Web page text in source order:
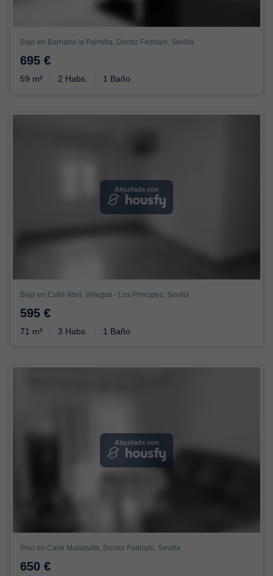
Bajo en Barriada la Palmilla, Doctor Fedriani, Sevilla
695 €
59 m² 2 Habs. 1 Baño
Alquilada con
Bajo en Calle Abril, Villegas - Los Principes, Sevilla
595 €
71 m² 3 Habs. 1 Baño
Alquilada con
Piso en Calle Malaquita, Doctor Fedriani, Sevilla
650 €